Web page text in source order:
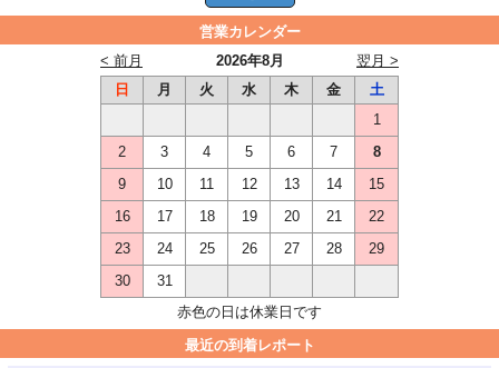
営業カレンダー
2026年8月
< 前月
翌月 >
日
月 火 水 木 金
土
1
2
3 4 5 6 7
8
9
10 11 12 13 14
15
16
17 18 19 20 21
22
23
24 25 26 27 28
29
30
31
赤色の日は休業日です
最近の到着レポート